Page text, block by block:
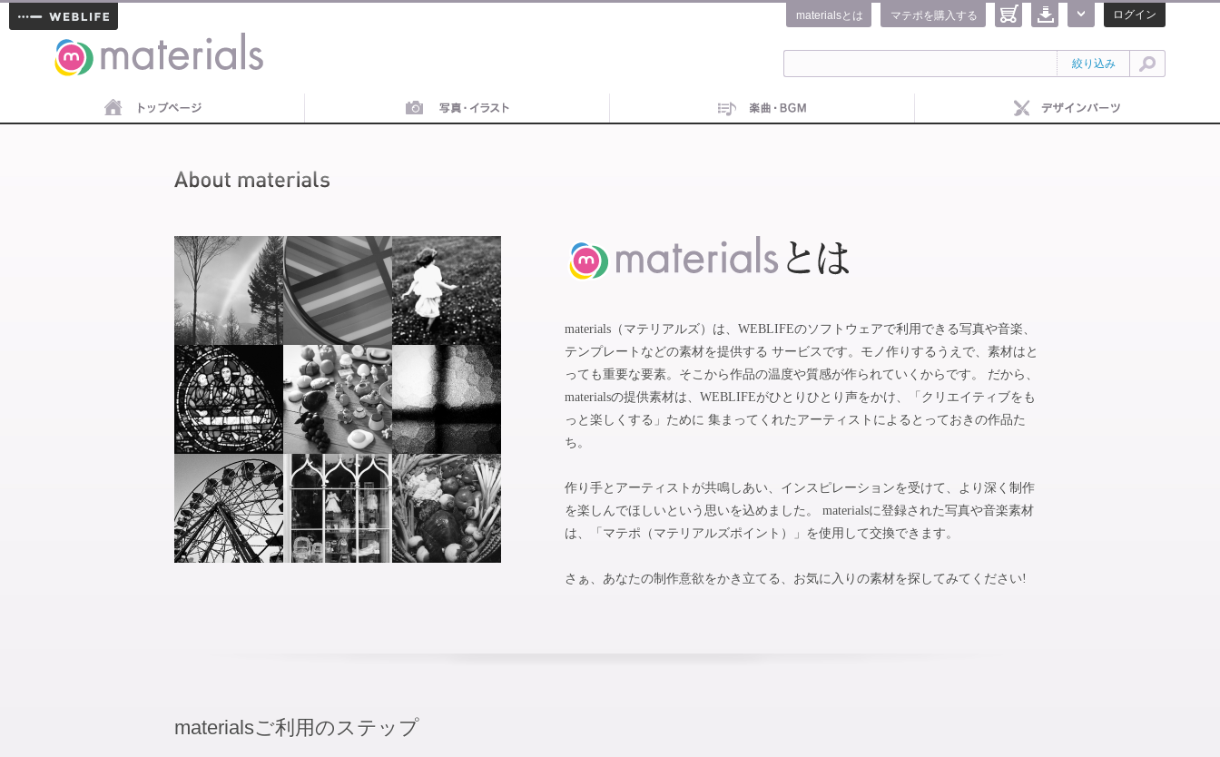
materials
ログイン
マテポを購入する
materialsとは
絞り込み
materials（マテリアルズ）は、WEBLIFEのソフトウェアで利用できる写真や音楽、
テンプレートなどの素材を提供する サービスです。モノ作りするうえで、素材はと
っても重要な要素。そこから作品の温度や質感が作られていくからです。 だから、
materialsの提供素材は、WEBLIFEがひとりひとり声をかけ、「クリエイティブをも
っと楽しくする」ために 集まってくれたアーティストによるとっておきの作品た
ち。
作り手とアーティストが共鳴しあい、インスピレーションを受けて、より深く制作
を楽しんでほしいという思いを込めました。 materialsに登録された写真や音楽素材
は、「マテポ（マテリアルズポイント）」を使用して交換できます。
さぁ、あなたの制作意欲をかき立てる、お気に入りの素材を探してみてください!
materialsご利用のステップ